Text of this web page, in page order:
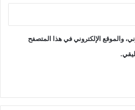
والموقع الإلكتروني في هذا المتصفح